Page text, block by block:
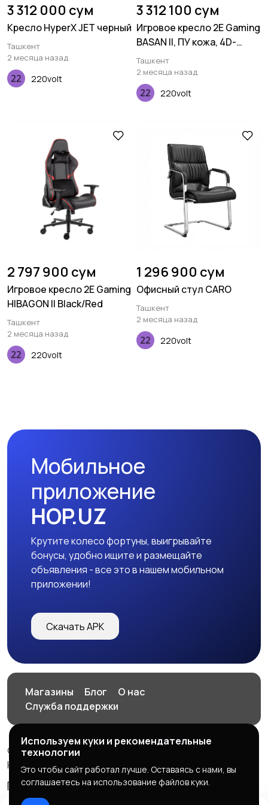
3 312 000 сум
Кресло HyperX JET черный
Ташкент
2 месяца назад
220volt
3 312 100 сум
Игровое кресло 2E Gaming
BASAN II, ПУ кожа, 4D-
Armrests, чёрно-красный
Ташкент
2 месяца назад
220volt
2 797 900 сум
Игровое кресло 2E Gaming
HIBAGON II Black/Red
Ташкент
2 месяца назад
220volt
1 296 900 сум
Офисный стул CARO
Ташкент
2 месяца назад
220volt
Мобильное
приложение
HOP.UZ
Крутите колесо фортуны, выигрывайте
бонусы, удобно ищите и размещайте
объявления - все это в нашем мобильном
приложении!
Скачать APK
Магазины Блог
О нас
Служба поддержки
© 2026 HOP.UZ
HOP.UZ
Правила сервиса
Политика конфиденциальности
Используем куки и рекомендательные
технологии
Это чтобы сайт работал лучше. Оставаясь с нами, вы
соглашаетесь на использование файлов куки.